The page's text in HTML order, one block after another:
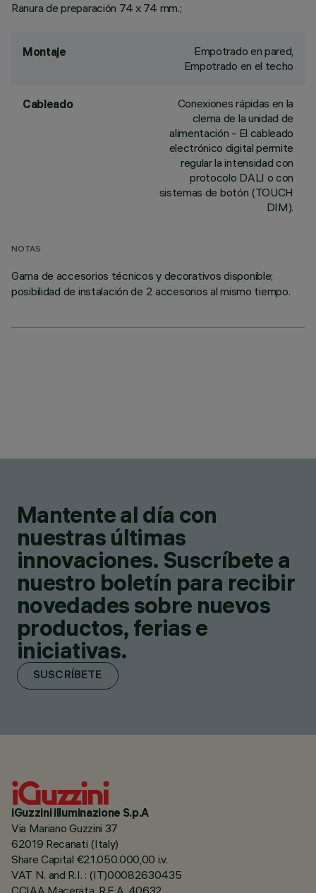
Ranura de preparación 74 x 74 mm.;
Montaje
Empotrado en pared,
Empotrado en el techo
Cableado
Conexiones rápidas en la
clema de la unidad de
alimentación - El cableado
electrónico digital permite
regular la intensidad con
protocolo DALI o con
sistemas de botón (TOUCH
DIM).
NOTAS
Gama de accesorios técnicos y decorativos disponible;
posibilidad de instalación de 2 accesorios al mismo tiempo.
Mantente al día con
nuestras últimas
innovaciones. Suscríbete a
nuestro boletín para recibir
novedades sobre nuevos
productos, ferias e
iniciativas.
SUSCRÍBETE
iGuzzini illuminazione S.p.A
Via Mariano Guzzini 37
62019 Recanati (Italy)
Share Capital €21.050.000,00 i.v.
VAT N. and R.I. : (IT)00082630435
CCIAA Macerata, R.E.A. 40632